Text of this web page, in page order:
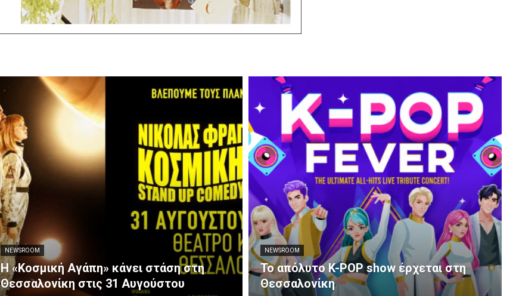
NEWSROOM
Η «Κοσμική Αγάπη» κάνει στάση στη
Θεσσαλονίκη στις 31 Αυγούστου
NEWSROOM
Το απόλυτο K-POP show έρχεται στη
Θεσσαλονίκη